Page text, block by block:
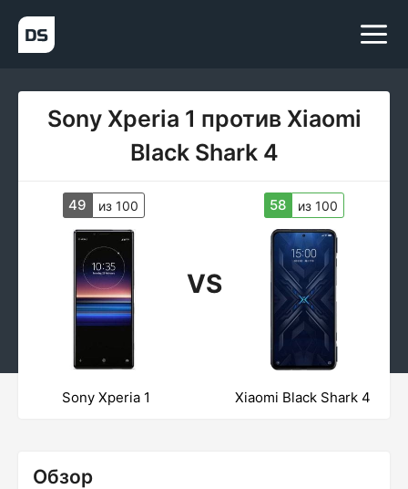
Sony Xperia 1 против Xiaomi
Black Shark 4
49 из 100
VS
58 из 100
Sony Xperia 1 Xiaomi Black Shark 4
Обзор